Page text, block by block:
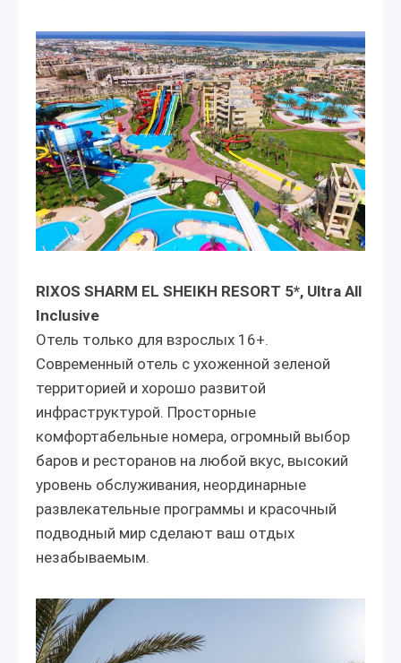
RIXOS SHARM EL SHEIKH RESORT 5*, Ultra All
Inclusive
Отель только для взрослых 16+.
Современный отель с ухоженной зеленой
территорией и хорошо развитой
инфраструктурой. Просторные
комфортабельные номера, огромный выбор
баров и ресторанов на любой вкус, высокий
уровень обслуживания, неординарные
развлекательные программы и красочный
подводный мир сделают ваш отдых
незабываемым.